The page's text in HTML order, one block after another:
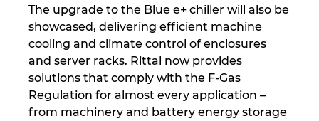
The upgrade to the Blue e+ chiller will also be
showcased, delivering efficient machine
cooling and climate control of enclosures
and server racks. Rittal now provides
solutions that comply with the F-Gas
Regulation for almost every application –
from machinery and battery energy storage